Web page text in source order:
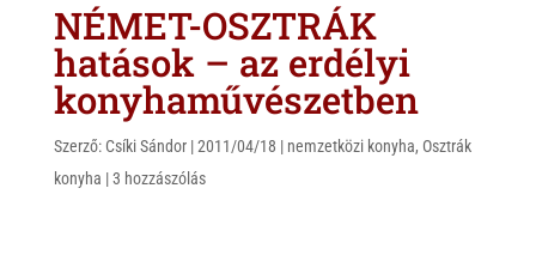
NÉMET-OSZTRÁK
hatások – az erdélyi
konyhaművészetben
Szerző: Csíki Sándor|2011/04/18 | nemzetközi konyha, Osztrák
konyha |3 hozzászólás